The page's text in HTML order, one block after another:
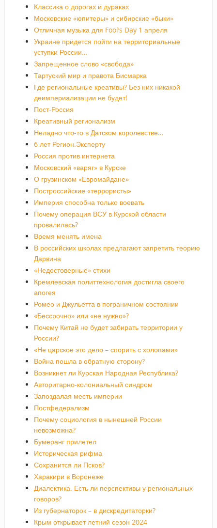
Классика о дорогах и дураках
Московские «юпитеры» и сибирские «быки»
Отличная музыка для Fool’s Day 1 апреля
Украине придется пойти на территориальные
уступки России…
Запрещенное слово «свобода»
Тартуский мир и правота Бисмарка
Где региональные креативы? Без них никакой
деимпериализации не будет!
Пост-Россия
Креативный регионализм
Неладно что-то в Датском королевстве…
6 лет Регион.Эксперту
Россия против интернета
Московский «варяг» в Курске
О грузинском «Евромайдане»
Построссийские «террористы»
Империя способна только воевать
Почему операция ВСУ в Курской области
провалилась?
Время менять имена
В российских школах предлагают запретить теорию
Дарвина
«Недостоверные» стихи
Кремлевская политтехнология достигла своего
апогея
Ромео и Джульетта в пограничном состоянии
«Бессрочно» или «не нужно»?
Почему Китай не будет забирать территории у
России?
«Не царское это дело – спорить с холопами»
Война пошла в обратную сторону?
Возникнет ли Курская Народная Республика?
Авторитарно-колониальный синдром
Запоздалая месть империи
Постфедерализм
Почему социология в нынешней России
невозможна?
Бумеранг прилетел
Историческая рифма
Сохранится ли Псков?
Харакири в Воронеже
Диалектика. Есть ли перспективы у региональных
говоров?
Из губернаторок – в дискредитаторки?
Крым открывает летний сезон 2024